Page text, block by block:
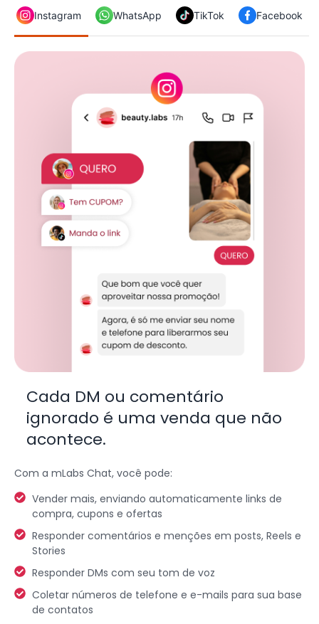
Instagram WhatsApp TikTok Facebook
Cada DM ou comentário
ignorado é uma venda que não
acontece.
Com a mLabs Chat, você pode:
Vender mais, enviando automaticamente links de
compra, cupons e ofertas
Responder comentários e menções em posts, Reels e
Stories
Responder DMs com seu tom de voz
Coletar números de telefone e e-mails para sua base
de contatos